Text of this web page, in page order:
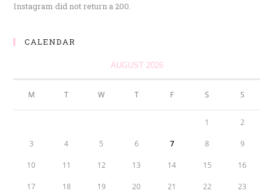
Instagram did not return a 200.
CALENDAR
AUGUST 2026
M T W T F S S
1 2
3 4 5 6 7 8 9
10 11 12 13 14 15 16
17 18 19 20 21 22 23